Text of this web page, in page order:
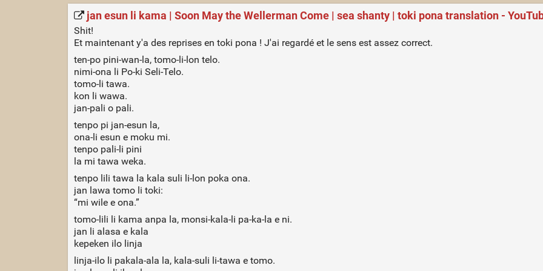
jan esun li kama | Soon May the Wellerman Come | sea shanty | toki pona translation -
Shit!
Et maintenant y'a des reprises en toki pona ! J'ai regardé et le sens est assez correct.
ten-po pini-wan-la, tomo-li-lon telo.
nimi-ona li Po-ki Seli-Telo.
tomo-li tawa.
kon li wawa.
jan-pali o pali.
tenpo pi jan-esun la,
ona-li esun e moku mi.
tenpo pali-li pini
la mi tawa weka.
tenpo lili tawa la kala suli li-lon poka ona.
jan lawa tomo li toki:
“mi wile e ona.”
tomo-lili li kama anpa la, monsi-kala-li pa-ka-la e ni.
jan li alasa e kala
kepeken ilo linja
linja-ilo li pakala-ala la, kala-suli li-tawa e tomo.